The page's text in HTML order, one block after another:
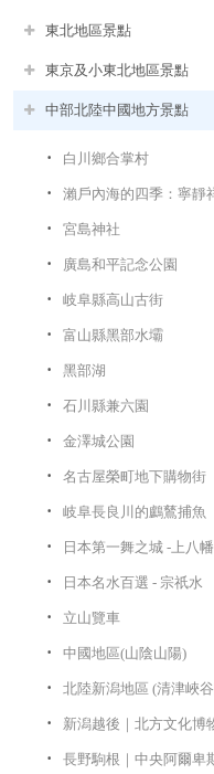
東北地區景點
東京及小東北地區景點
中部北陸中國地方景點
白川鄉合掌村
瀨戶內海的四季：寧靜
宮島神社
廣島和平記念公園
岐阜縣高山古街
富山縣黑部水壩
黑部湖
石川縣兼六園
金澤城公園
名古屋榮町地下購物街
岐阜長良川的鸕鶿捕魚
日本第一舞之城 -上八幡
日本名水百選 - 宗祇水
立山覽車
中國地區(山陰山陽)
北陸新潟地區 (清津峽
新潟越後｜北方文化博
長野駒根｜中央阿爾卑